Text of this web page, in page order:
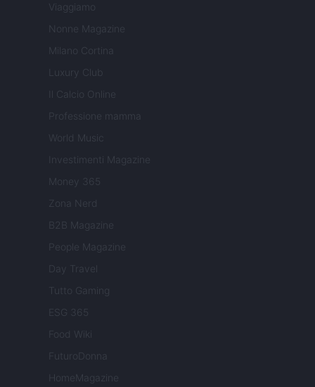
Viaggiamo
Nonne Magazine
Milano Cortina
Luxury Club
Il Calcio Online
Professione mamma
World Music
Investimenti Magazine
Money 365
Zona Nerd
B2B Magazine
People Magazine
Day Travel
Tutto Gaming
ESG 365
Food Wiki
FuturoDonna
HomeMagazine